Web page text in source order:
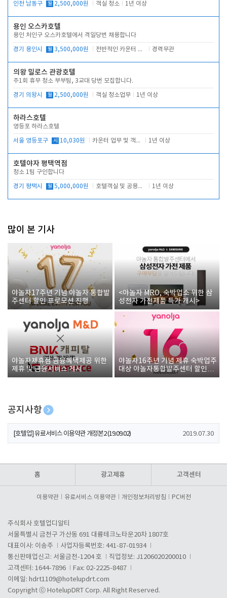
인천 남동구 월 2,500,000원 객실 청소 1년 이상
용인 오스카호텔
용인 처인구 오스카호텔에서 격일당번 채용합니다
경기 용인시 월 3,500,000원 전반적인 카운터 업무 경력무관
의왕 밀로스 관광호텔
주1회 휴무 청소 부부팀, 3교대 당번 모집합니다.
경기 의왕시 월 2,500,000원 객실 청소업무 1년 이상
하라스호텔
영등포 하라스호텔
서울 영등포구 시 10,030원 카운터 업무 및 객실관리(청소상태 확인, 객실판매) 1년 이상
호텔야자 평택역점
청소 1팀 구인합니다
경기 평택시 월 5,000,000원 호텔객실 및 공용시설 청소 관리 1년 이상
많이 본 기사
야놀자17주년 기념 야놀자 통합발
주센터 할인 프로모션 진행
<야놀자 MRO, 숙박업소 위한 삼
성전자 가전제품 특가 개시>
야놀자제휴점 금융혜택제공 위한
제휴 및 금융서비스 게시
야놀자16주년 기념 제휴 숙박업주
대상 야놀자통합발주센터 할인쿠
폰 증정
공지사항
[호텔업] 개인정보 처리방침 개정본1 (19.09.02)
[호텔업] 유료서비스 이용약관 개정본2 (19.09.02) 2019.07.30
홈 광고제휴 고객센터
이용약관 유료서비스 이용약관 개인정보처리방침 PC버전
주식회사 호텔업디알티
서울특별시 금천구 가산동 691 대륭테크노타운20차 1807호
대표이사: 이송주
사업자등록번호: 441-87-01934
통신판매업신고: 서울금천-1204 호
직업정보: J1206020200010
고객센터: 1644-7896
Fax: 02-2225-8487
이메일: hdrt1109@hotelupdrt.com
Copyright ⓒ HotelupDRT Corp. All Right Reserved.